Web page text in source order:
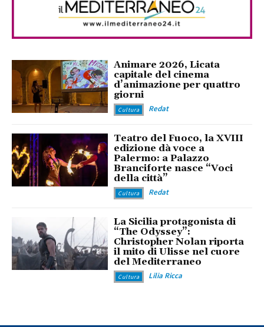
Animare 2026, Licata
capitale del cinema
d’animazione per quattro
giorni
Cultura Redat
Teatro del Fuoco, la XVIII
edizione dà voce a
Palermo: a Palazzo
Branciforte nasce “Voci
della città”
Cultura Redat
La Sicilia protagonista di
“The Odyssey”:
Christopher Nolan riporta
il mito di Ulisse nel cuore
del Mediterraneo
Cultura Lilia Ricca